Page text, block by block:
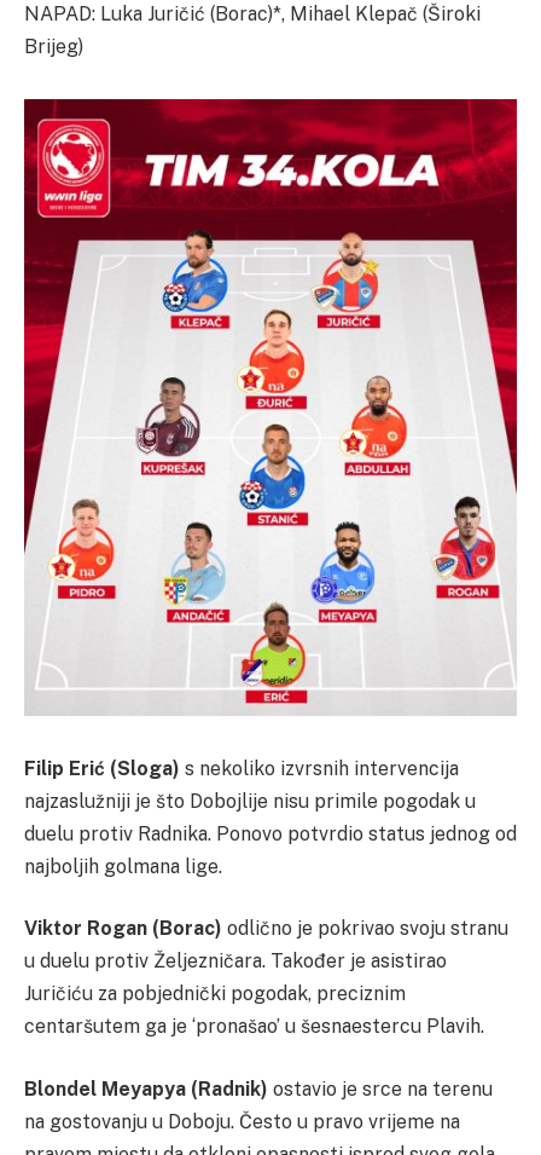
NAPAD: Luka Juričić (Borac)*, Mihael Klepač (Široki
Brijeg)
Filip Erić (Sloga) s nekoliko izvrsnih intervencija
najzaslužniji je što Dobojlije nisu primile pogodak u
duelu protiv Radnika. Ponovo potvrdio status jednog od
najboljih golmana lige.
Viktor Rogan (Borac) odlično je pokrivao svoju stranu
u duelu protiv Željezničara. Također je asistirao
Juričiću za pobjednički pogodak, preciznim
centaršutem ga je ‘pronašao’ u šesnaestercu Plavih.
Blondel Meyapya (Radnik) ostavio je srce na terenu
na gostovanju u Doboju. Često u pravo vrijeme na